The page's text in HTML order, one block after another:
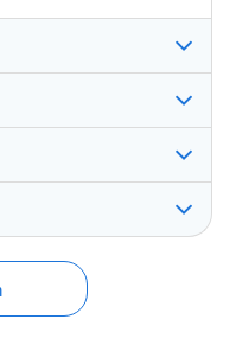
u een sessie08:32:37